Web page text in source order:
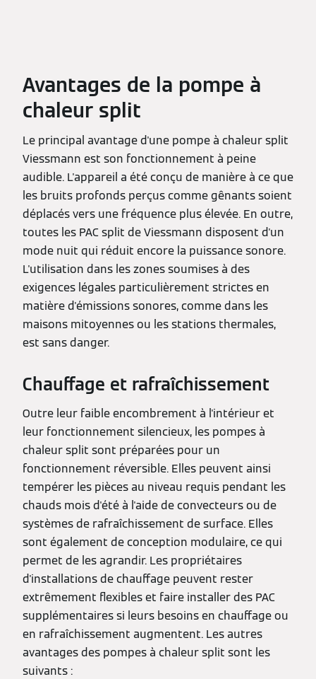
Avantages de la pompe à
chaleur split
Le principal avantage d'une pompe à chaleur split
Viessmann est son fonctionnement à peine
audible. L'appareil a été conçu de manière à ce que
les bruits profonds perçus comme gênants soient
déplacés vers une fréquence plus élevée. En outre,
toutes les PAC split de Viessmann disposent d'un
mode nuit qui réduit encore la puissance sonore.
L'utilisation dans les zones soumises à des
exigences légales particulièrement strictes en
matière d'émissions sonores, comme dans les
maisons mitoyennes ou les stations thermales,
est sans danger.
Chauffage et rafraîchissement
Outre leur faible encombrement à l'intérieur et
leur fonctionnement silencieux, les pompes à
chaleur split sont préparées pour un
fonctionnement réversible. Elles peuvent ainsi
tempérer les pièces au niveau requis pendant les
chauds mois d'été à l'aide de convecteurs ou de
systèmes de rafraîchissement de surface. Elles
sont également de conception modulaire, ce qui
permet de les agrandir. Les propriétaires
d'installations de chauffage peuvent rester
extrêmement flexibles et faire installer des PAC
supplémentaires si leurs besoins en chauffage ou
en rafraîchissement augmentent. Les autres
avantages des pompes à chaleur split sont les
suivants :